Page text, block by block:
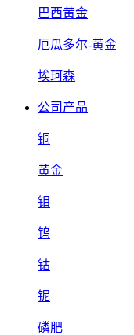
巴西黄金
厄瓜多尔-黄金
埃珂森
公司产品
铜
黄金
钼
钨
钴
铌
磷肥